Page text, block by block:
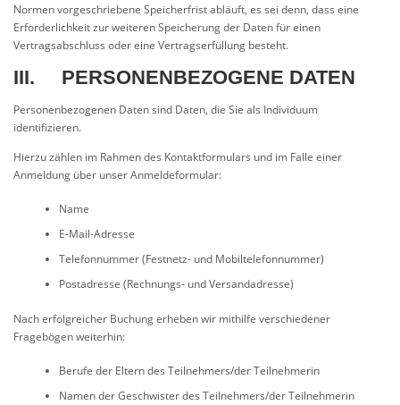
Normen vorgeschriebene Speicherfrist abläuft, es sei denn, dass eine
Erforderlichkeit zur weiteren Speicherung der Daten für einen
Vertragsabschluss oder eine Vertragserfüllung besteht.
III. PERSONENBEZOGENE DATEN
Personenbezogenen Daten sind Daten, die Sie als Individuum
identifizieren.
Hierzu zählen im Rahmen des Kontaktformulars und im Falle einer
Anmeldung über unser Anmeldeformular:
Name
E-Mail-Adresse
Telefonnummer (Festnetz- und Mobiltelefonnummer)
Postadresse (Rechnungs- und Versandadresse)
Nach erfolgreicher Buchung erheben wir mithilfe verschiedener
Fragebögen weiterhin:
Berufe der Eltern des Teilnehmers/der Teilnehmerin
Namen der Geschwister des Teilnehmers/der Teilnehmerin